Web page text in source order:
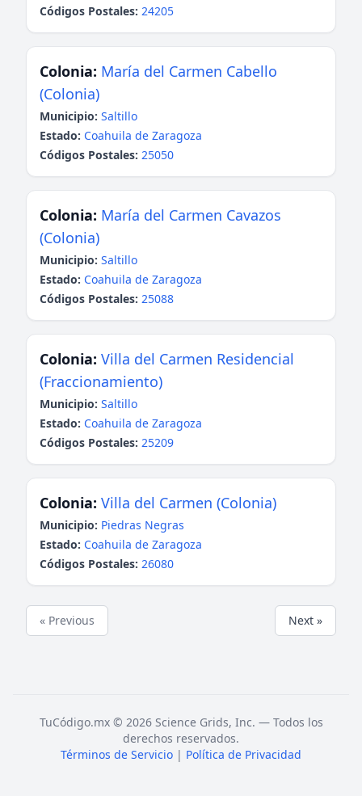
Códigos Postales: 24205
Colonia: María del Carmen Cabello
(Colonia)
Municipio: Saltillo
Estado: Coahuila de Zaragoza
Códigos Postales: 25050
Colonia: María del Carmen Cavazos
(Colonia)
Municipio: Saltillo
Estado: Coahuila de Zaragoza
Códigos Postales: 25088
Colonia: Villa del Carmen Residencial
(Fraccionamiento)
Municipio: Saltillo
Estado: Coahuila de Zaragoza
Códigos Postales: 25209
Colonia: Villa del Carmen (Colonia)
Municipio: Piedras Negras
Estado: Coahuila de Zaragoza
Códigos Postales: 26080
« Previous Next »
TuCódigo.mx © 2026 Science Grids, Inc. — Todos los
derechos reservados.
Términos de Servicio | Política de Privacidad